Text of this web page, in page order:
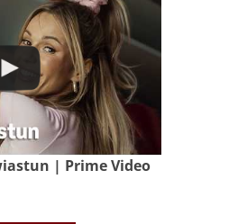
| Prime Video